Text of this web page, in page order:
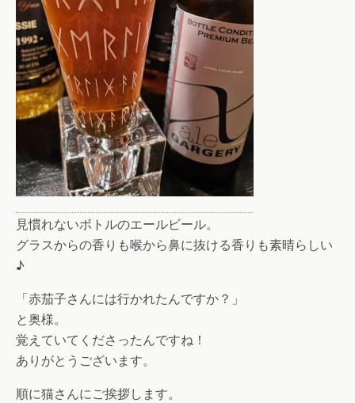
見慣れないボトルのエールビール。
グラスからの香りも喉から鼻に抜ける香りも素晴らしい
♪
「赤茄子さんには行かれたんですか？」
と奥様。
覚えていてくださったんですね！
ありがとうございます。
順に猫さんにご挨拶します。